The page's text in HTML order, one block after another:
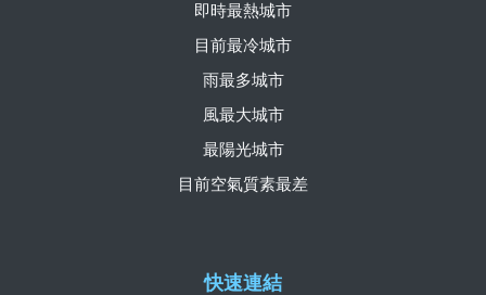
快速連結
即時最熱城市
目前最冷城市
雨最多城市
風最大城市
最陽光城市
目前空氣質素最差